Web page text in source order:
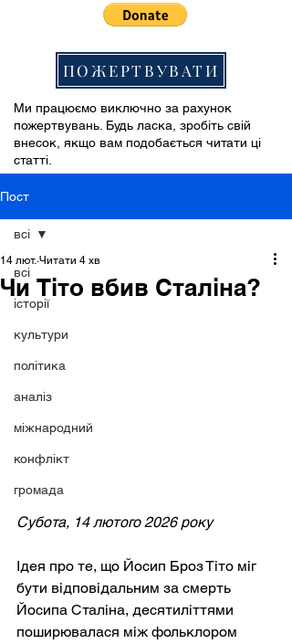
ПОЖЕРТВУВАТИ
Ми працюємо виключно за рахунок
пожертвувань. Будь ласка, зробіть свій
внесок, якщо вам подобається читати ці
статті.
Пост
всі
історії
культури
політика
аналіз
міжнародний
конфлікт
громада
всі
Чи Тіто вбив Сталіна?
14 лют. Читати 4 хв
Субота, 14 лютого 2026 року
Ідея про те, що Йосип Броз Тіто міг
бути відповідальним за смерть
Йосипа Сталіна, десятиліттями
поширювалася між фольклором